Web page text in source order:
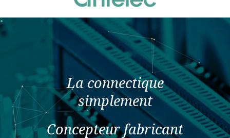
La connectique
simplement
Concepteur fabricant